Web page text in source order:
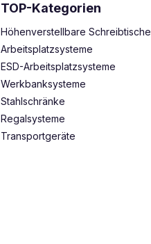
TOP-Kategorien
Höhenverstellbare Schreibtische
Arbeitsplatzsysteme
ESD-Arbeitsplatzsysteme
Werkbanksysteme
Stahlschränke
Regalsysteme
Transportgeräte